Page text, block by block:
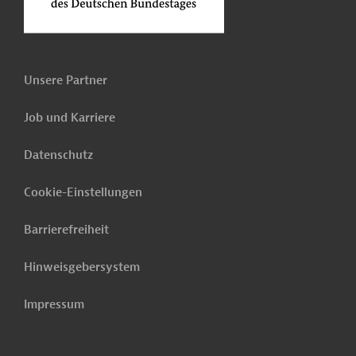
Unsere Partner
Job und Karriere
Datenschutz
Cookie-Einstellungen
Barrierefreiheit
Hinweisgebersystem
Impressum